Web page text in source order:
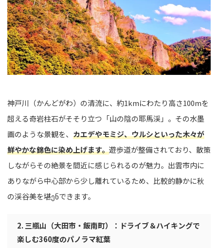
神戸川（かんどがわ）の清流に、約1kmにわたり高さ100mを
超える奇岩柱石がそそり立つ「山の陰の耶馬渓」。その水墨
画のような景観を、 カエデやモミジ、ウルシといった木々が
鮮やかな錦色に染め上げます。遊歩道が整備されており、散策
しながらその絶景を間近に感じられるのが魅力。出雲市内に
ありながら中心部から少し離れているため、比較的静かに秋
の渓谷美を堪ენできます。
2. 三瓶山（大田市・飯南町）：ドライブ＆ハイキングで
楽しむ360度のパノラマ紅葉